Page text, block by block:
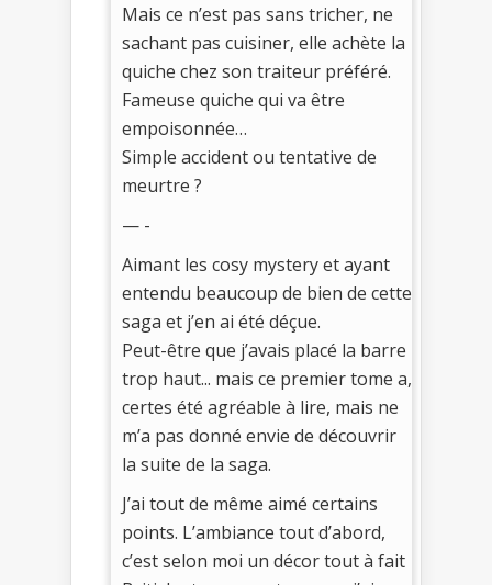
Mais ce n’est pas sans tricher, ne
sachant pas cuisiner, elle achète la
quiche chez son traiteur préféré.
Fameuse quiche qui va être
empoisonnée…
Simple accident ou tentative de
meurtre ?
— -
Aimant les cosy mystery et ayant
entendu beaucoup de bien de cette
saga et j’en ai été déçue.
Peut-être que j’avais placé la barre
trop haut... mais ce premier tome a,
certes été agréable à lire, mais ne
m’a pas donné envie de découvrir
la suite de la saga.
J’ai tout de même aimé certains
points. L’ambiance tout d’abord,
c’est selon moi un décor tout à fait